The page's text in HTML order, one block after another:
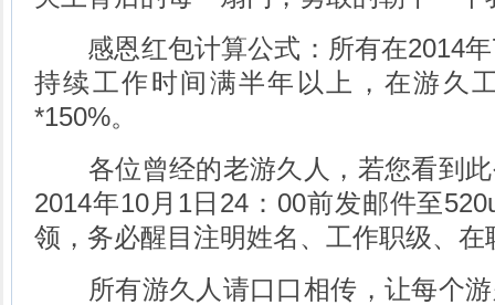
感恩红包计算公式：所有在2014年
持续工作时间满半年以上，在游久
*150%。
各位曾经的老游久人，若您看到此
2014年10月1日24：00前发邮件至
领，务必醒目注明姓名、工作职级、
所有游久人请口口相传，让每个游